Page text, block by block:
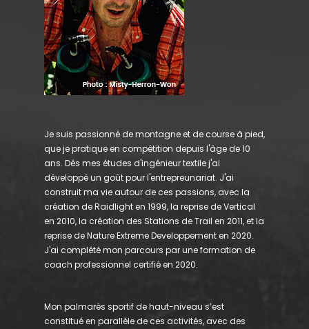
Je suis passionné de montagne et de course à pied,
que je pratique en compétition depuis l'âge de 10
ans. Dés mes études d'ingénieur textile j'ai
développé un goût pour l'entrepreunariat. J'ai
construit ma vie autour de ces passions, avec la
création de Raidlight en 1999, la reprise de Vertical
en 2010, la création des Stations de Trail en 2011, et la
reprise de Nature Extreme Developpement en 2020.
J'ai complété mon parcours par une formation de
coach professionnel certifié en 2020.
Mon palmarès sportif de haut-niveau s’est
constitué en parallèle de ces activités, avec des